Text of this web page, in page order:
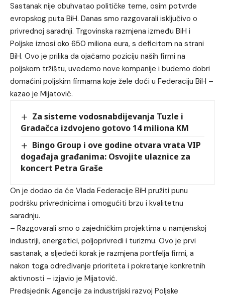
Sastanak nije obuhvatao političke teme, osim potvrde
evropskog puta BiH. Danas smo razgovarali isključivo o
privrednoj saradnji. Trgovinska razmjena između BiH i
Poljske iznosi oko 650 miliona eura, s deficitom na strani
BiH. Ovo je prilika da ojačamo poziciju naših firmi na
poljskom tržištu, uvedemo nove kompanije i budemo dobri
domaćini poljskim firmama koje žele doći u Federaciju BiH –
kazao je Mijatović.
Za sisteme vodosnabdijevanja Tuzle i
Gradačca izdvojeno gotovo 14 miliona KM
Bingo Group i ove godine otvara vrata VIP
događaja građanima: Osvojite ulaznice za
koncert Petra Graše
On je dodao da će Vlada Federacije BiH pružiti punu
podršku privrednicima i omogućiti brzu i kvalitetnu
saradnju.
– Razgovarali smo o zajedničkim projektima u namjenskoj
industriji, energetici, poljoprivredi i turizmu. Ovo je prvi
sastanak, a sljedeći korak je razmjena portfelja firmi, a
nakon toga određivanje prioriteta i pokretanje konkretnih
aktivnosti – izjavio je Mijatović.
Predsjednik Agencije za industrijski razvoj Poljske